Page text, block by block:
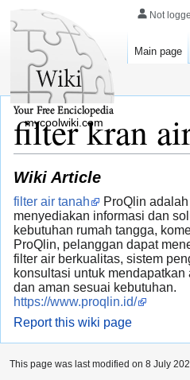
filter kran
Wiki Article
filter air tanah
ProQlin
menyediakan informasi dan
kebutuhan rumah tangga,
ProQlin, pelanggan dapat
filter air berkualitas, sistem
konsultasi untuk
dan aman sesuai kebutuhan.
https://www.proqlin.id/
Report this wiki page
Not
Main page
mycoolwiki.com
This page was last modified on 8 July